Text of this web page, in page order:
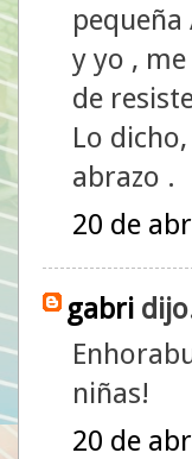
y yo ,
de
Lo
abrazo .
20 de
gabri
niñas!
20 de